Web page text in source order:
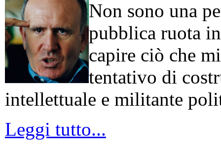
Non sono una
pubblica ruota
capire ciò che
tentativo di
intellettuale e militante
Leggi tutto...